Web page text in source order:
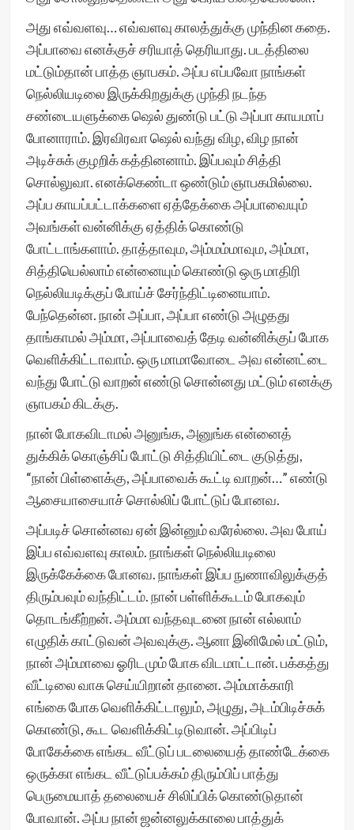
அது எவ்வளவு… எவ்வளவு காலத்துக்கு முந்தின கதை.
அப்பாவை எனக்குச் சரியாத் தெரியாது. படத்திலை
மட்டும்தான் பாத்த ஞாபகம். அப்ப எப்பவோ நாங்கள்
நெல்லியடிலை இருக்கிறதுக்கு முந்தி நடந்த
சண்டையளுக்கை ஷெல் துண்டு பட்டு அப்பா காயமாப்
போனாராம். இரவிரவா ஷெல் வந்து விழ, விழ நான்
அடிச்சுக் குழறிக் கத்தினனாம். இப்பவும் சித்தி
சொல்லுவா. எனக்கெண்டா ஒண்டும் ஞாபகமில்லை.
அப்ப காயப்பட்டாக்களை ஏத்தேக்கை அப்பாவையும்
அவங்கள் வன்னிக்கு ஏத்திக் கொண்டு
போட்டாங்களாம். தாத்தாவும, அம்மம்மாவும, அம்மா,
சித்தியெல்லாம் என்னையும் கொண்டு ஒரு மாதிரி
நெல்லியடிக்குப் போய்ச் சேர்ந்திட்டினையாம்.
பேந்தென்ன. நான் அப்பா, அப்பா எண்டு அழுதது
தாங்காமல் அம்மா, அப்பாவைத் தேடி வன்னிக்குப் போக
வெளிக்கிட்டாவாம். ஒரு மாமாவோடை அவ என்னட்டை
வந்து போட்டு வாறன் எண்டு சொன்னது மட்டும் எனக்கு
ஞாபகம் கிடக்கு.
நான் போகவிடாமல் அனுங்க, அனுங்க என்னைத்
துக்கிக் கொஞ்சிப் போட்டு சித்தியிட்டை குடுத்து,
“நான் பிள்ளைக்கு, அப்பாவைக் கூட்டி வாறன்…” எண்டு
ஆசையாசையாச் சொல்லிப் போட்டுப் போனவ.
அப்படிச் சொன்னவ ஏன் இன்னும் வரேல்லை. அவ போய்
இப்ப எவ்வளவு காலம். நாங்கள் நெல்லியடிலை
இருக்கேக்கை போனவ. நாங்கள் இப்ப நுணாவிலுக்குத்
திரும்பவும் வந்திட்டம். நான் பள்ளிக்கூடம் போகவும்
தொடங்கீற்றன். அம்மா வந்தவுடனை நான் எல்லாம்
எழுதிக் காட்டுவன் அவவுக்கு. ஆனா இனிமேல் மட்டும்,
நான் அம்மாவை ஓரிடமும் போக விடமாட்டான். பக்கத்து
வீட்டிலை வாசு செய்யிறான் தானை. அம்மாக்காரி
எங்கை போக வெளிக்கிட்டாலும், அழுது, அடம்பிடிச்சுக்
கொண்டு, கூட வெளிக்கிட்டிடுவான். அப்பிடிப்
போகேக்கை எங்கட வீட்டுப் படலையைத் தாண்டேக்கை
ஒருக்கா எங்கட வீட்டுப்பக்கம் திரும்பிப் பாத்து
பெருமையாத் தலையைச் சிலிப்பிக் கொண்டுதான்
போவான். அப்ப நான் ஜன்னலுக்காலை பாத்துக்